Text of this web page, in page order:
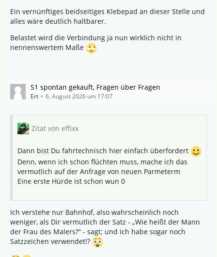
Ein vernünftiges beidseitiges Klebepad an dieser Stelle und
alles wäre deutlich haltbarer.
Belastet wird die Verbindung ja nun wirklich nicht in
nennenswertem Maße
S1 spontan gekauft, Fragen über Fragen
Ert 6. August 2026 um 17:07
Zitat von effixx
Dann bist Du fahrtechnisch hier einfach überfordert
Denn, wenn ich schon flüchten muss, mache ich das
vermutlich auf der Anfrage von neuen Parmeterm
Eine erste Hürde ist schon wun 0
Ich verstehe nur Bahnhof, also wahrscheinlich noch
weniger, als Dir vermutlich der Satz - „Wie heißt der Mann
der Frau des Malers?“ - sagt; und ich habe sogar noch
Satzzeichen verwendet!?